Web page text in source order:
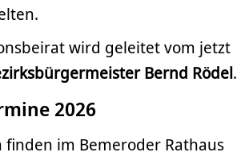
wird geleitet vom jetzt
Bernd Rödel.
2026
finden im Bemeroder Rathaus